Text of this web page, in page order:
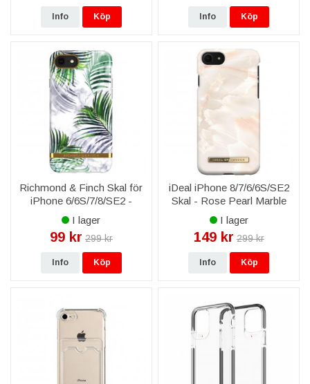
Info Köp Info Köp
Richmond & Finch Skal för
iPhone 6/6S/7/8/SE2 -
White Marble Tropics
I lager
99 kr 299 kr
Info Köp
iDeal iPhone 8/7/6/6S/SE2
Skal - Rose Pearl Marble
I lager
149 kr 299 kr
Info Köp